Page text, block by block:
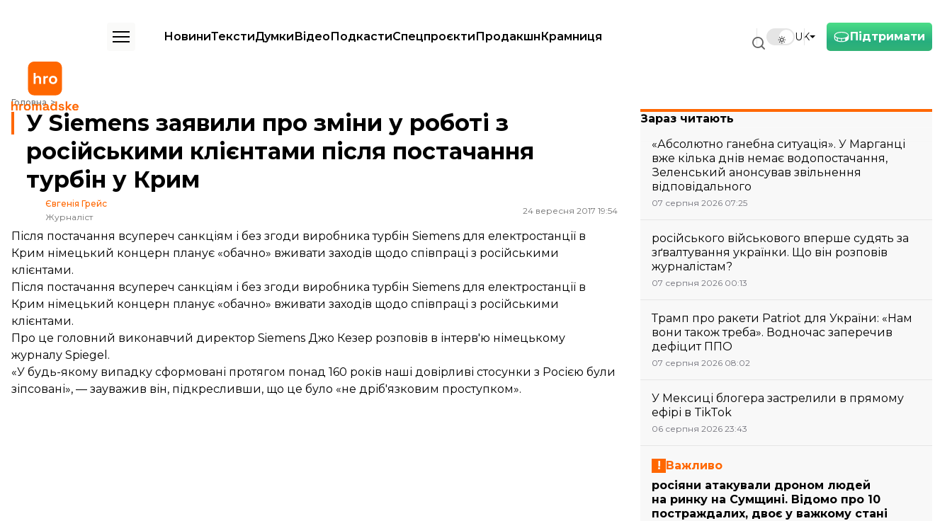
Підтримати
UK
НовиниТекстиДумкиВідеоПодкастиСпецпроєктиПродакшнКрамниця
Головна
У Siemens заявили про зміни у роботі з російськими клієнтами після постачання турбін у Крим
У Siemens заявили про зміни у роботі з
російськими клієнтами після постачання
турбін у Крим
Євгенія Грейс
Журналіст
24 вересня 2017 19:54
Після постачання всупереч санкціям і без згоди виробника турбін Siemens для електростанції в
Крим німецький концерн планує «обачно» вживати заходів щодо співпраці з російськими
клієнтами.
Після постачання всупереч санкціям і без згоди виробника турбін Siemens для електростанції в
Крим німецький концерн планує «обачно» вживати заходів щодо співпраці з російськими
клієнтами.
Про це головний виконавчий директор Siemens Джо Кезер розповів в інтерв'ю німецькому
журналу Spiegel.
«У будь-якому випадку сформовані протягом понад 160 років наші довірливі стосунки з Росією були
зіпсовані», — зауважив він, підкресливши, що це було «не дріб'язковим проступком».
Зараз читають
«Абсолютно ганебна ситуація». У Марганці
вже кілька днів немає водопостачання,
Зеленський анонсував звільнення
відповідального
07 серпня 2026 07:25
російського військового вперше судять за
зґвалтування українки. Що він розповів
журналістам?
07 серпня 2026 00:13
Трамп про ракети Patriot для України: «Нам
вони також треба». Водночас заперечив
дефіцит ППО
07 серпня 2026 08:02
У Мексиці блогера застрелили в прямому
ефірі в TikTok
06 серпня 2026 23:43
Важливо
росіяни атакували дроном людей
на ринку на Сумщині. Відомо про 10
постраждалих, двоє у важкому стані